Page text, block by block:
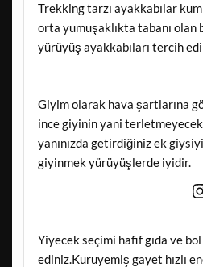
Trekking tarzı ayakkabılar
orta yumuşaklıkta tabanı olan
yürüyüş ayakkabıları tercih
Giyim olarak hava şartlarına
ince giyinin yani
yanınızda getirdiğiniz ek
giyinmek yürüyüşlerde iyidir.
Yiyecek seçimi hafif gıda ve
ediniz.Kuruyemiş gayet hızlı